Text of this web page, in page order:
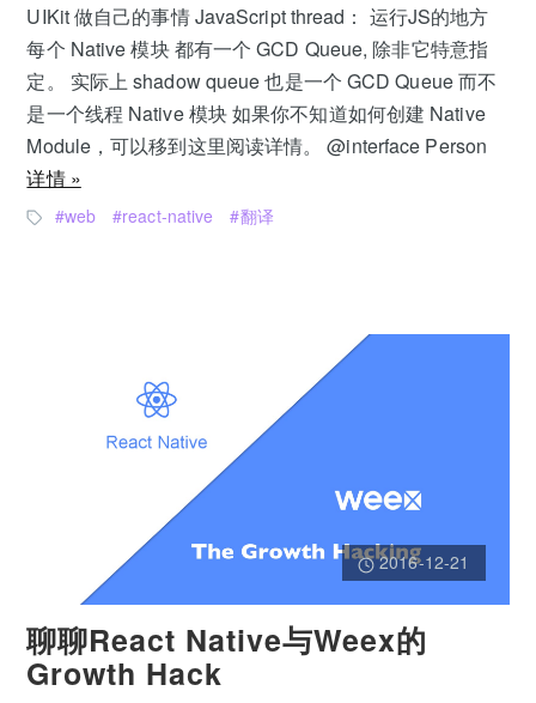
UIKit 做自己的事情 JavaScript thread： 运行JS的地方
每个 Native 模块 都有一个 GCD Queue, 除非它特意指
定。 实际上 shadow queue 也是一个 GCD Queue 而不
是一个线程 Native 模块 如果你不知道如何创建 Native
Module，可以移到这里阅读详情。 @interface Person
详情 »
web react-native 翻译
2016-12-21
聊聊React Native与Weex的
Growth Hack